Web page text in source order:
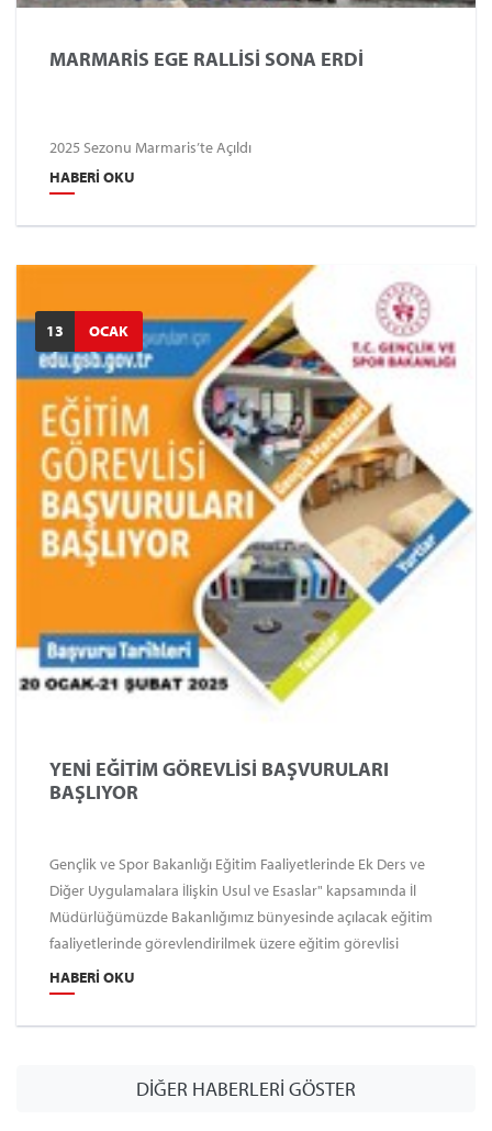
MARMARİS EGE RALLİSİ SONA ERDİ
2025 Sezonu Marmaris’te Açıldı
HABERI OKU
13 OCAK
YENİ EĞİTİM GÖREVLİSİ BAŞVURULARI
BAŞLIYOR
Gençlik ve Spor Bakanlığı Eğitim Faaliyetlerinde Ek Ders ve
Diğer Uygulamalara İlişkin Usul ve Esaslar" kapsamında İl
Müdürlüğümüzde Bakanlığımız bünyesinde açılacak eğitim
faaliyetlerinde görevlendirilmek üzere eğitim görevlisi
başvuruları alınacaktır.
HABERI OKU
DİĞER HABERLERİ GÖSTER